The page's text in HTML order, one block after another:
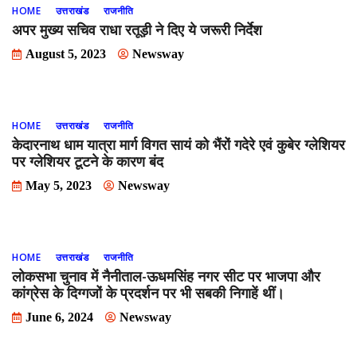
HOME उत्तराखंड राजनीति
अपर मुख्य सचिव राधा रतूड़ी ने दिए ये जरूरी निर्देश
August 5, 2023 Newsway
HOME उत्तराखंड राजनीति
केदारनाथ धाम यात्रा मार्ग विगत सायं को भैंरों गदेरे एवं कुबेर ग्लेशियर
पर ग्लेशियर टूटने के कारण बंद
May 5, 2023 Newsway
HOME उत्तराखंड राजनीति
लोकसभा चुनाव में नैनीताल-ऊधमसिंह नगर सीट पर भाजपा और
कांग्रेस के दिग्गजों के प्रदर्शन पर भी सबकी निगाहें थीं।
June 6, 2024 Newsway